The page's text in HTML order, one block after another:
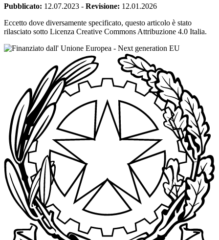
Pubblicato: 12.07.2023 - Revisione: 12.01.2026
Eccetto dove diversamente specificato, questo articolo è stato
rilasciato sotto Licenza Creative Commons Attribuzione 4.0 Italia.